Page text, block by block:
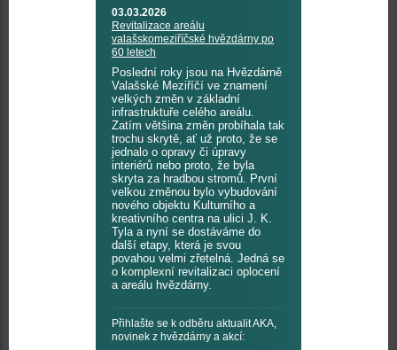
03.03.2026
Revitalizace areálu
valašskomeziříčské hvězdárny po
60 letech
Poslední roky jsou na Hvězdárně
Valašské Meziříčí ve znamení
velkých změn v základní
infrastruktuře celého areálu.
Zatím většina změn probíhala tak
trochu skrytě, ať už proto, že se
jednalo o opravy či úpravy
interiérů nebo proto, že byla
skryta za hradbou stromů. První
velkou změnou bylo vybudování
nového objektu Kulturního a
kreativního centra na ulici J. K.
Tyla a nyní se dostáváme do
další etapy, která je svou
povahou velmi zřetelná. Jedná se
o komplexní revitalizaci oplocení
a areálu hvězdárny.
Přihlašte se k odběru aktualit AKA,
novinek z hvězdárny a akcí: